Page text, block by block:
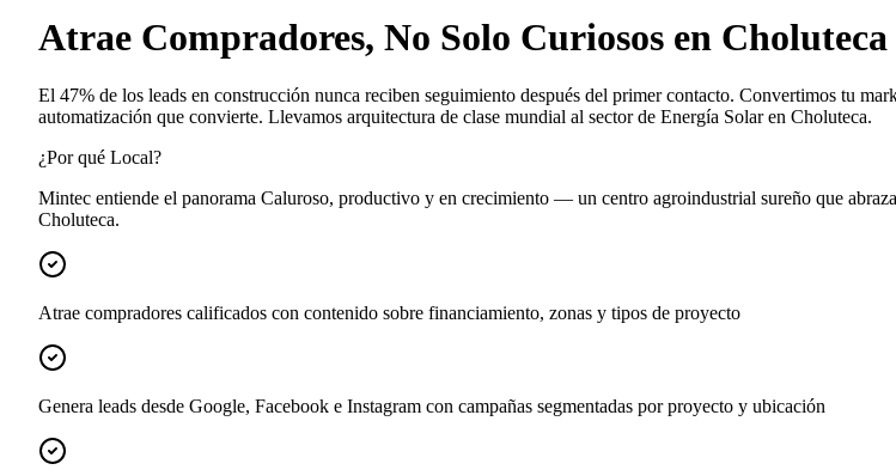
Atrae Compradores, No Solo Curiosos en Choluteca
El 47% de los leads en construcción nunca reciben seguimiento después del primer contacto. Convertimos tu
automatización que convierte. Llevamos arquitectura de clase mundial al sector de Energía Solar en Choluteca.
¿Por qué Local?
Mintec entiende el panorama Caluroso, productivo y en crecimiento — un centro agroindustrial sureño que
Choluteca.
Atrae compradores calificados con contenido sobre financiamiento, zonas y tipos de proyecto
Genera leads desde Google, Facebook e Instagram con campañas segmentadas por proyecto y ubicación